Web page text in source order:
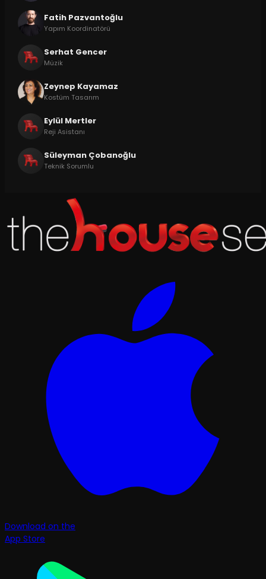
Fatih Pazvantoğlu
Yapım Koordinatörü
Serhat Gencer
Müzik
Zeynep Kayamaz
Kostüm Tasarım
Eylül Mertler
Reji Asistanı
Süleyman Çobanoğlu
Teknik Sorumlu
Download on the
App Store